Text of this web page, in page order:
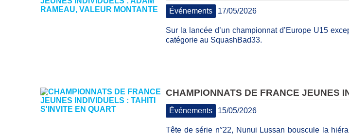
Événements 17/05/2026
Sur la lancée d’un championnat d’Europe U15
catégorie au SquashBad33.
CHAMPIONNATS DE FRANCE JEUNES
Événements 15/05/2026
Tête de série n°22, Nunui Lussan bouscule la